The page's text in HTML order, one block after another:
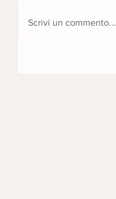
Scrivi un commento...